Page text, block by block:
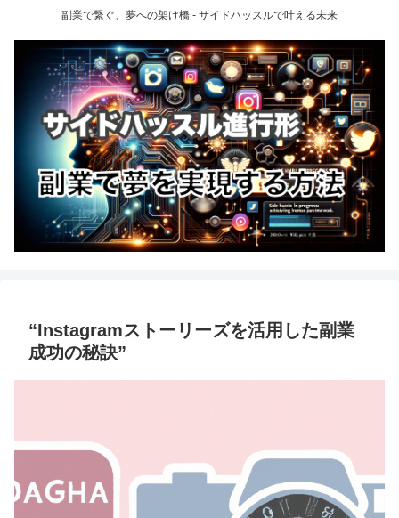
副業で繋ぐ、夢への架け橋 - サイドハッスルで叶える未来
“Instagramストーリーズを活用した副業
成功の秘訣”